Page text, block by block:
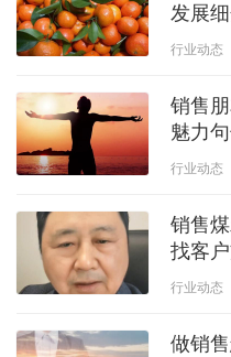
发展
行业动态
销售
魅力
行业动态
销售
找客
行业动态
做销